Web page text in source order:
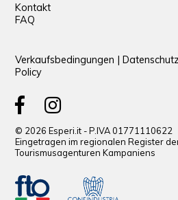
Kontakt
FAQ
Verkaufsbedingungen |
Policy
© 2026 Esperi.it - P.IVA 01771110622
Eingetragen im regionalen Register
Tourismusagenturen Kampaniens